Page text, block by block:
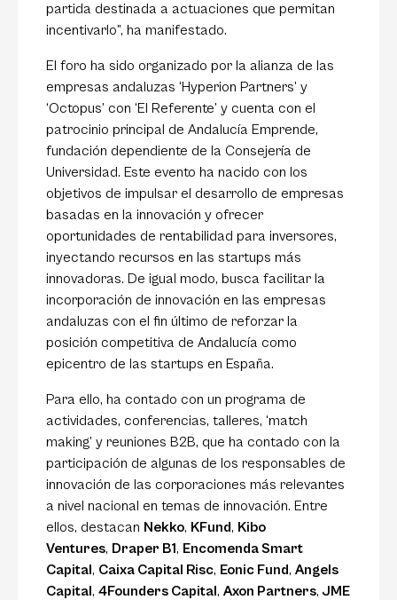
partida destinada a actuaciones que permitan
incentivarlo”, ha manifestado.
El foro ha sido organizado por la alianza de las
empresas andaluzas ‘Hyperion Partners’ y
‘Octopus’ con ‘El Referente’ y cuenta con el
patrocinio principal de Andalucía Emprende,
fundación dependiente de la Consejería de
Universidad. Este evento ha nacido con los
objetivos de impulsar el desarrollo de empresas
basadas en la innovación y ofrecer
oportunidades de rentabilidad para inversores,
inyectando recursos en las startups más
innovadoras. De igual modo, busca facilitar la
incorporación de innovación en las empresas
andaluzas con el fin último de reforzar la
posición competitiva de Andalucía como
epicentro de las startups en España.
Para ello, ha contado con un programa de
actividades, conferencias, talleres, ‘match
making’ y reuniones B2B, que ha contado con la
participación de algunas de los responsables de
innovación de las corporaciones más relevantes
a nivel nacional en temas de innovación. Entre
ellos, destacan Nekko, KFund, Kibo
Ventures, Draper B1, Encomenda Smart
Capital, Caixa Capital Risc, Eonic Fund, Angels
Capital, 4Founders Capital, Axon Partners,JME